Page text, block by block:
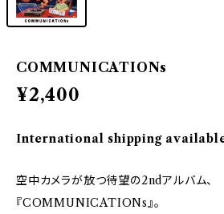
COMMUNICATIONs
¥2,400
International shipping
空中カメラが放つ待望の2ndアルバム、
『COMMUNICATIONs』。